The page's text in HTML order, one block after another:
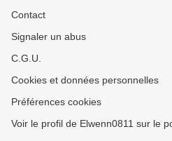
Contact
Signaler un abus
C.G.U.
Cookies et données personnelles
Préférences cookies
Voir le profil de Elwenn0811 sur le